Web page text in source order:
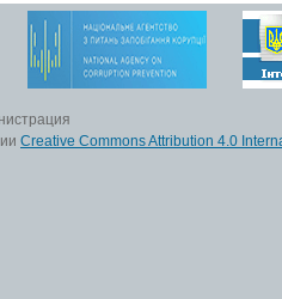
Creative Commons Attribution 4.0